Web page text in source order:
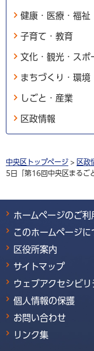
健康・医療・福祉
子育て・教育
文化・観光・スポ
まちづくり・環境
しごと・産業
区政情報
中央区トップページ > 区政
5日「第16回中央区まるご
ホームページのご
このホームページに
区役所案内
サイトマップ
ウェブアクセシビリ
個人情報の保護
お問い合わせ
リンク集